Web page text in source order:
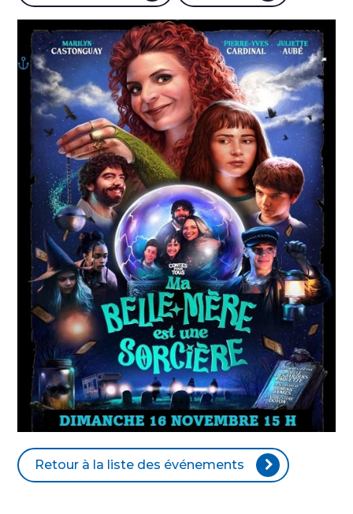
Retour à la liste des événements